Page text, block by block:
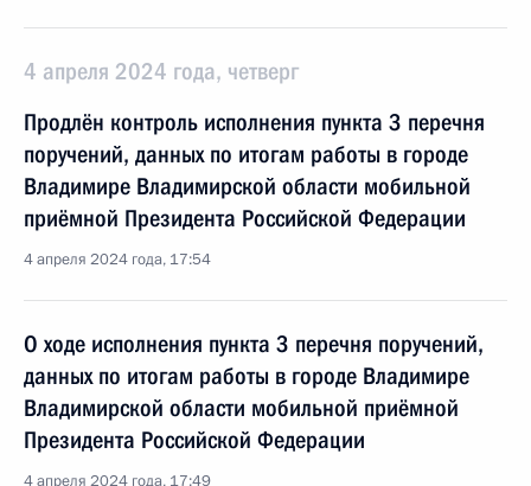
4 апреля 2024 года, четверг
Продлён контроль исполнения пункта 3 перечня
поручений, данных по итогам работы в городе
Владимире Владимирской области мобильной
приёмной Президента Российской Федерации
4 апреля 2024 года, 17:54
О ходе исполнения пункта 3 перечня поручений,
данных по итогам работы в городе Владимире
Владимирской области мобильной приёмной
Президента Российской Федерации
4 апреля 2024 года, 17:49